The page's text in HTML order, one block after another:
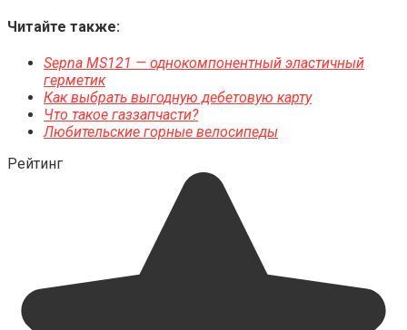
Читайте также:
Sepna MS121 — однокомпонентный эластичный
герметик
Как выбрать выгодную дебетовую карту
Что такое газзапчасти?
Любительские горные велосипеды
Рейтинг